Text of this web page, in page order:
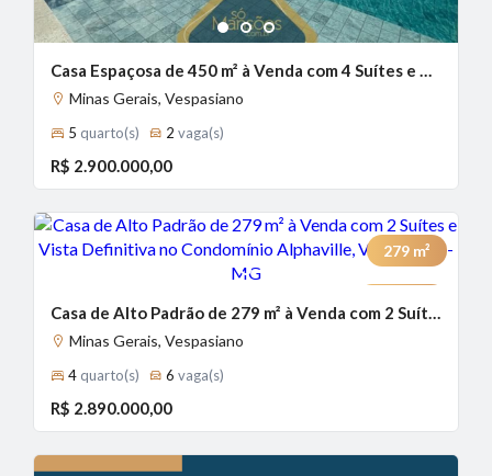
1 2 3
Casa Espaçosa de 450 m² à Venda com 4 Suítes e Vista Espetacular no Condomínio Alphaville, Vespasiano - MG
Minas Gerais, Vespasiano
5 quarto(s) 2 vaga(s)
R$ 2.900.000,00
2
279 m²
Casa de Alto Padrão de 279 m² à Venda com 2 Suítes e Vista Definitiva no Condomínio Alphaville, Vespasiano - MG
Minas Gerais, Vespasiano
4 quarto(s) 6 vaga(s)
R$ 2.890.000,00